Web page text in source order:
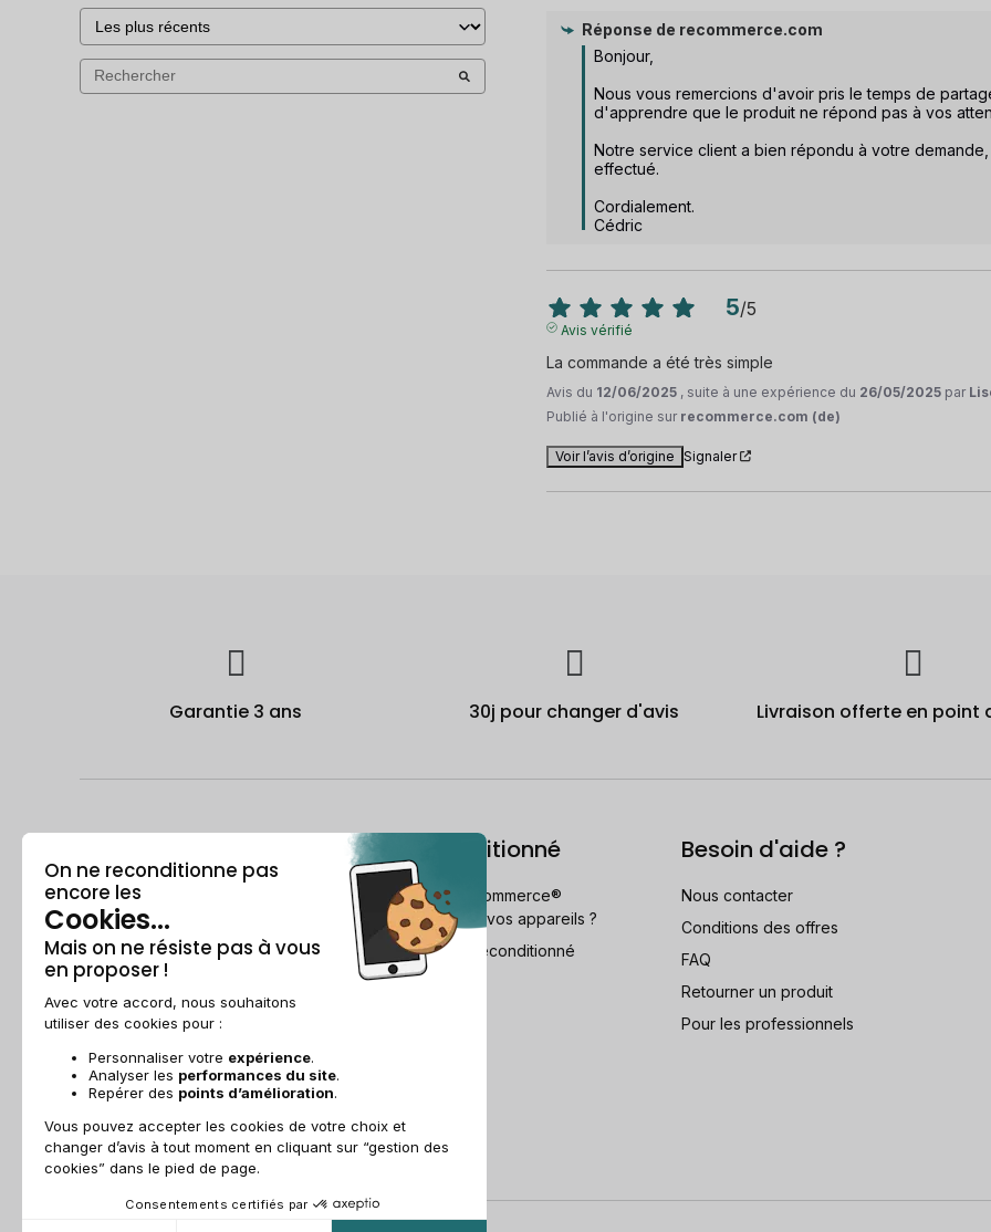
Réponse de recommerce.com
Bonjour,
Nous vous remercions d'avoir pris le temps de
d'apprendre que le produit ne répond pas à vos
Notre service client a bien répondu à votre
effectué.
Cordialement.
Cédric
5/5
Avis vérifié
La commande a été très simple
Avis du 12/06/2025 , suite à une expérience du 26/05/2025 par
Publié à l'origine sur recommerce.com (de)
Voir l’avis d’origine Signaler
Garantie 3 ans 30j pour changer d'avis Livraison offerte en point
Qui est Recommerce® ?
Offre étudiante
Parrainage
Recommerce group
Recrutement
Le reconditionné
Comment Recommerce®
reconditionne vos appareils ?
Le Guide du reconditionné
Besoin d'aide ?
Nous contacter
Conditions des offres
FAQ
Retourner un produit
Pour les professionnels